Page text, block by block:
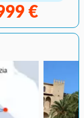
€